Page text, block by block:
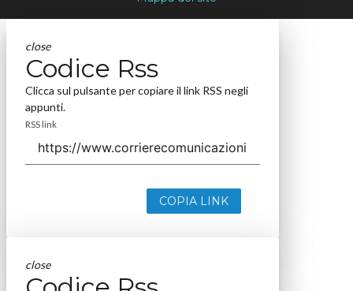
close
Codice Rss
Clicca sul pulsante per copiare il link RSS negli
appunti.
RSS link
COPIA LINK
close